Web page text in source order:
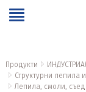
Продукти
Структурни лепила
Лепила, смоли,